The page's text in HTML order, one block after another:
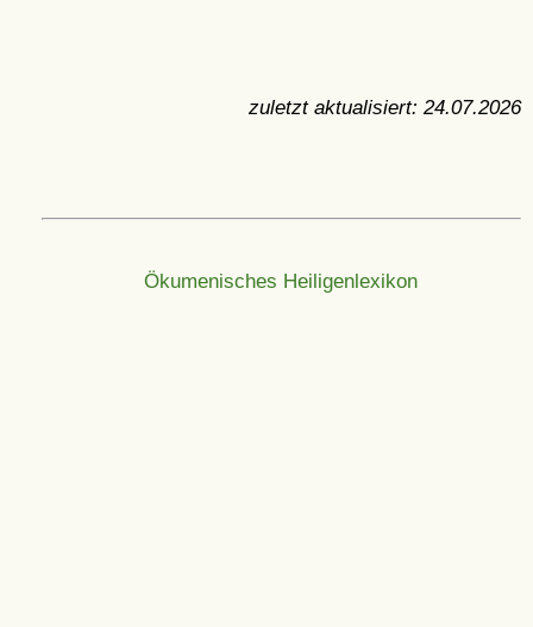
zuletzt aktualisiert: 24.07.2026
Ökumenisches Heiligenlexikon